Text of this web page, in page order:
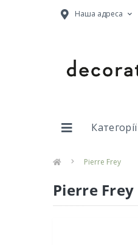
Наша адреса
Pierre Frey
Pierre Frey